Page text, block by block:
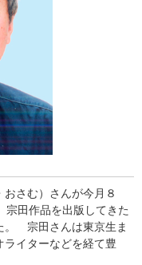
さむ）さんが今月８
宗田作品を出版してきた
。 宗田さんは東京生ま
イターなどを経て豊